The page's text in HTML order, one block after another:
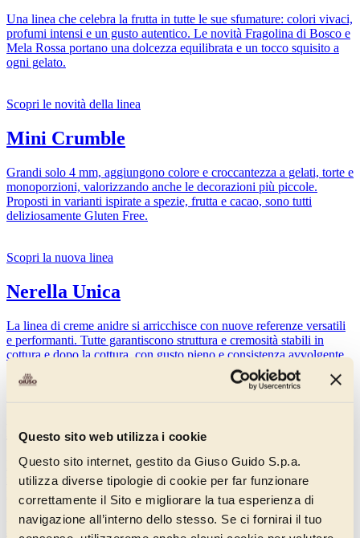
Questo sito web utilizza i cookie
Questo sito internet, gestito da Giuso Guido S.p.a.
utilizza diverse tipologie di cookie per far funzionare
correttamente il Sito e migliorare la tua esperienza di
navigazione all’interno dello stesso. Se ci fornirai il tuo
Una linea che celebra la frutta in tutte le sue sfumature: colori vivaci,
profumi intensi e un gusto autentico. Le novità Fragolina di Bosco e
Mela Rossa portano una dolcezza equilibrata e un tocco squisito a
ogni gelato.
Scopri le novità della linea
Mini Crumble
Grandi solo 4 mm, aggiungono colore e croccantezza a gelati, torte e
monoporzioni, valorizzando anche le decorazioni più piccole.
Proposti in varianti ispirate a spezie, frutta e cacao, sono tutti
deliziosamente Gluten Free.
Scopri la nuova linea
Nerella Unica
La linea di creme anidre si arricchisce con nuove referenze versatili
e performanti. Tutte garantiscono struttura e cremosità stabili in
cottura e dopo la cottura, con gusto pieno e consistenza avvolgente.
Pannagusto
Dieci sapori, un’unica linea di paste aromatizzate per caratterizzare
mousse, panna montata e gelati, con i gusti freschi della frutta e le
note intense delle creme. Ogni referenza è certificata Gluten Free.
Nerella Supernut